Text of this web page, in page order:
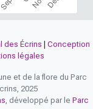
des Écrins
Conception
légales
et de la flore du Parc
2025
, développé par le Parc